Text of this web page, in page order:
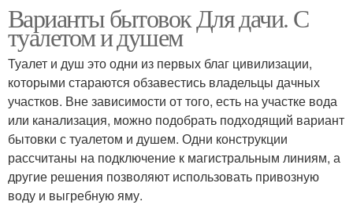
Дачные бытовки Бытовка на века
Деревянные бытовки
Варианты бытовок Для дачи. С
туалетом и душем
Туалет и душ это одни из первых благ цивилизации,
которыми стараются обзавестись владельцы дачных
участков. Вне зависимости от того, есть на участке вода
или канализация, можно подобрать подходящий вариант
бытовки с туалетом и душем. Одни конструкции
рассчитаны на подключение к магистральным линиям, а
другие решения позволяют использовать привозную
воду и выгребную яму.